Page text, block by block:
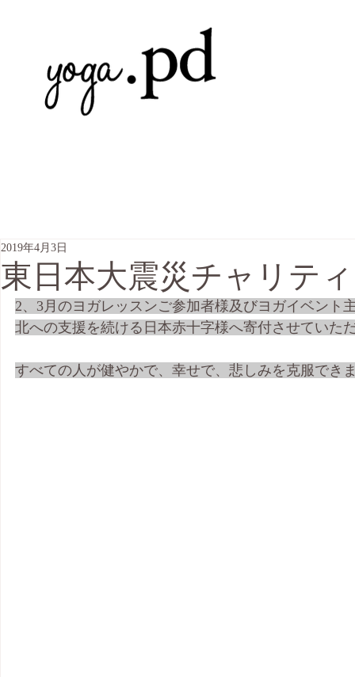
東日本大震災チャリテ
2019年4月3日
2、3月のヨガレッスンご参加者様及びヨガイベント
北への支援を続ける日本赤十字様へ寄付させていた
すべての人が健やかで、幸せで、悲しみを克服でき